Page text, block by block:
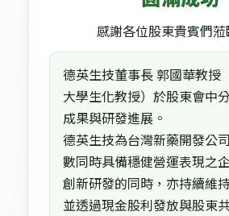
感謝各位股東貴賓們
德英生技董事長 郭國華教授
大學生化教授）於股東會中
成果與研發進展。
德英生技為台灣新藥開發公
數同時具備穩健營運表現之
創新研發的同時，亦持續維
並透過現金股利發放與股東